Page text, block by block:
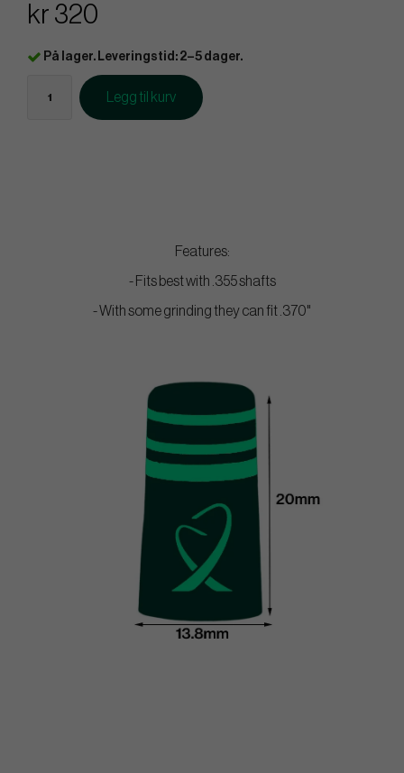
kr 320
På lager. Leveringstid: 2–5 dager.
Legg til kurv
Features:
- Fits best with .355 shafts
- With some grinding they can fit .370"